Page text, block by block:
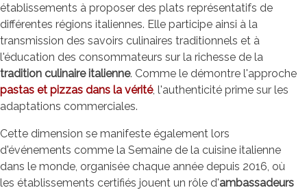
établissements à proposer des plats représentatifs de
différentes régions italiennes. Elle participe ainsi à la
transmission des savoirs culinaires traditionnels et à
l'éducation des consommateurs sur la richesse de la
tradition culinaire italienne. Comme le démontre l'approche
pastas et pizzas dans la vérité, l'authenticité prime sur les
adaptations commerciales.
Cette dimension se manifeste également lors
d'événements comme la Semaine de la cuisine italienne
dans le monde, organisée chaque année depuis 2016, où
les établissements certifiés jouent un rôle d'ambassadeurs